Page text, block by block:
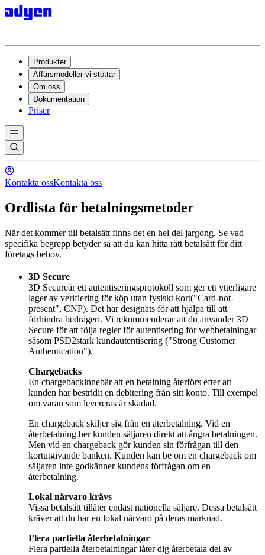
Produkter
Affärsmodeller vi stöttar
Om oss
Dokumentation
Priser
Kontakta ossKontakta oss
Ordlista för betalningsmetoder
När det kommer till betalsätt finns det en hel del jargong. Se vad
specifika begrepp betyder så att du kan hitta rätt betalsätt för ditt
företags behov.
3D Secureär ett autentiseringsprotokoll som ger ett ytterligare
lager av verifiering för köp utan fysiskt kort("Card-not-
present", CNP). Det har designats för att hjälpa till att
förhindra bedrägeri. Vi rekommenderar att du använder 3D
Secure för att följa regler för autentisering för webbetalningar
såsom PSD2stark kundautentisering ("Strong Customer
Authentication").
En chargebackinnebär att en betalning återförs efter att
kunden har bestridit en debitering från sitt konto. Till exempel
om varan som levereras är skadad.
En chargeback skiljer sig från en återbetalning. Vid en
återbetalning ber kunden säljaren direkt att ångra betalningen.
Men vid en chargeback gör kunden sin förfrågan till den
kortutgivande banken. Kunden kan be om en chargeback om
säljaren inte godkänner kundens förfrågan om en
återbetalning.
Vissa betalsätt tillåter endast nationella säljare. Dessa betalsätt
kräver att du har en lokal närvaro på deras marknad.
Flera partiella återbetalningar låter dig återbetala del av